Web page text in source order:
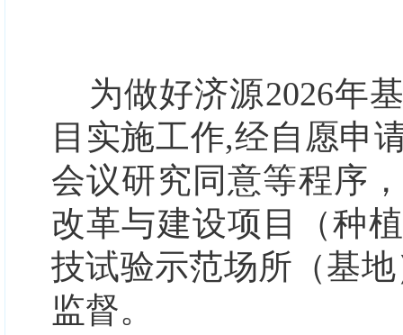
为做好济源2026年
目实施工作,经自愿申
会议研究同意等程序
改革与建设项目（种
技试验示范场所（基地
监督。